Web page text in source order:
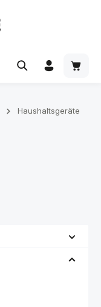
Haushaltsgeräte